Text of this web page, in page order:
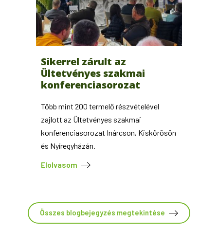
Sikerrel zárult az
Ültetvényes szakmai
konferenciasorozat
Több mint 200 termelő részvételével
zajlott az Ültetvényes szakmai
konferenciasorozat Inárcson, Kiskőrösön
és Nyíregyházán.
Elolvasom
Összes blogbejegyzés megtekintése